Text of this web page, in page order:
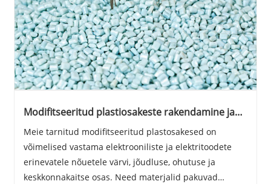
Modifitseeritud plastiosakeste rakendamine ja
Meie tarnitud modifitseeritud plastosakesed on
võimelised vastama elektrooniliste ja elektritoodete
erinevatele nõuetele värvi, jõudluse, ohutuse ja
keskkonnakaitse osas. Need materjalid pakuvad